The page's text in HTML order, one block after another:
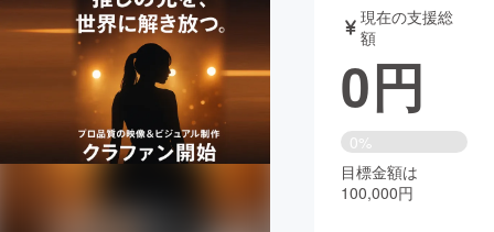
アート・写真 音楽
テクノロジー・ガジェット ゲーム・サ
映像・映画 書籍・雑誌
チャレンジ
現在の支援総
額
0円
0%
目標金額は
100,000円